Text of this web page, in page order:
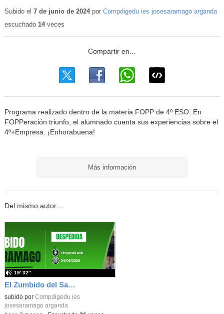
educativo
Subido el 7 de junio de 2024por Compdigedu ies josesaramago arganda
escuchado 14veces
Programa realizado dentro de la materia FOPP de 4º ESO. En
FOPPeración triunfo, el alumnado cuenta sus experiencias sobre el
4º+Empresa. ¡Enhorabuena!
Más información
Del mismo autor…
El Zumbido del Saramago 3x30: Despedida
subido por Compdigedu ies
josesaramago arganda
19′ 32″